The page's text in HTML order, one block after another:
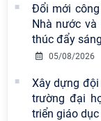
Đổi mới
Nhà nước và
thúc đẩy
05/08/2026
Xây dựng
trường đại
triển giáo
2026
Chi bộ Viện Sử
chuyên đề: Đẩy
pháp, phong
giai đoạn phát